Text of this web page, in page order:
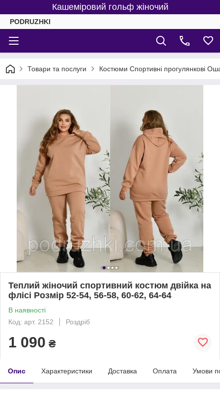
Кашеміровий гольф жіночий
PODRUZHKI
Товари та послуги Костюми Спортивні прогулянкові
Теплий жіночий спортивний костюм двійка на
флісі Розмір 52-54, 56-58, 60-62, 64-64
В наявності
Код: арт. 2152
Роздріб
1 090 ₴
Опис Характеристики Доставка Оплата Умови